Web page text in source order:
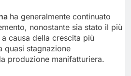
ha generalmente continuato
nonostante sia stato il più
causa della crescita più
quasi stagnazione
produzione manifatturiera.